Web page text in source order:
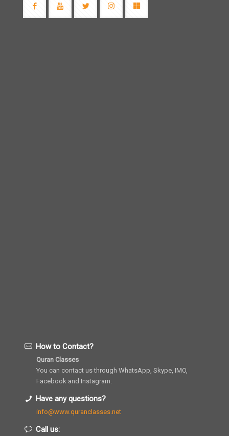
How to Contact?
Quran Classes
You can contact us through WhatsApp, Skype, IMO,
Facebook and Instagram.
Have any questions?
info@www.quranclasses.net
Call us: